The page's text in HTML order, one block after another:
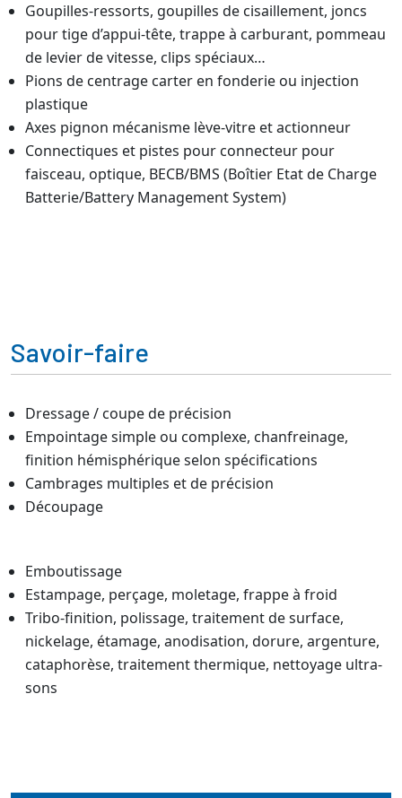
Goupilles-ressorts, goupilles de cisaillement, joncs
pour tige d’appui-tête, trappe à carburant, pommeau
de levier de vitesse, clips spéciaux…
Pions de centrage carter en fonderie ou injection
plastique
Axes pignon mécanisme lève-vitre et actionneur
Connectiques et pistes pour connecteur pour
faisceau, optique, BECB/BMS (Boîtier Etat de Charge
Batterie/Battery Management System)
Savoir-faire
Dressage / coupe de précision
Empointage simple ou complexe, chanfreinage,
finition hémisphérique selon spécifications
Cambrages multiples et de précision
Découpage
Emboutissage
Estampage, perçage, moletage, frappe à froid
Tribo-finition, polissage, traitement de surface,
nickelage, étamage, anodisation, dorure, argenture,
cataphorèse, traitement thermique, nettoyage ultra-
sons